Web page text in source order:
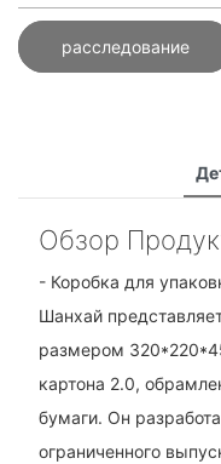
расследование
Обзор
- Коробка для
Шанхай
размером
картона 2.0,
бумаги. Он
ограниченного